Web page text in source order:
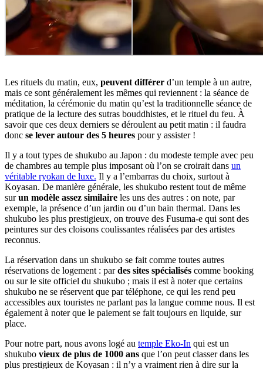
Les rituels du matin, eux, peuvent différer d’un temple à un autre,
mais ce sont généralement les mêmes qui reviennent : la séance de
méditation, la cérémonie du matin qu’est la traditionnelle séance de
pratique de la lecture des sutras bouddhistes, et le rituel du feu. À
savoir que ces deux derniers se déroulent au petit matin : il faudra
donc se lever autour des 5 heures pour y assister !
Il y a tout types de shukubo au Japon : du modeste temple avec peu
de chambres au temple plus imposant où l’on se croirait dans un
véritable ryokan de luxe. Il y a l’embarras du choix, surtout à
Koyasan. De manière générale, les shukubo restent tout de même
surun modèle assez similaire les uns des autres : on note, par
exemple, la présence d’un jardin ou d’un bain thermal. Dans les
shukubo les plus prestigieux, on trouve des Fusuma-e qui sont des
peintures sur des cloisons coulissantes réalisées par des artistes
reconnus.
La réservation dans un shukubo se fait comme toutes autres
réservations de logement : pardes sites spécialisés comme booking
ou sur le site officiel du shukubo ; mais il est à noter que certains
shukubo ne se réservent que par téléphone, ce qui les rend peu
accessibles aux touristes ne parlant pas la langue comme nous. Il est
également à noter que le paiement se fait toujours en liquide, sur
place.
Pour notre part, nous avons logé au temple Eko-In qui est un
shukubo vieux de plus de 1000 ans que l’on peut classer dans les
plus prestigieux de Koyasan : il n’y a vraiment rien à dire sur la